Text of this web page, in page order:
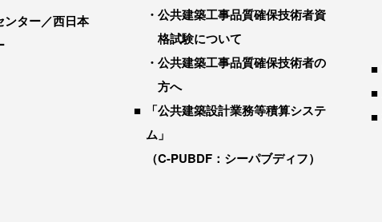
ター／西日本
公共建築工事品質確保技術者資
格試験について
公共建築工事品質確保技術者の
方へ
「公共建築設計業務等積算システ
ム」
（C-PUBDF：シーパブディフ）